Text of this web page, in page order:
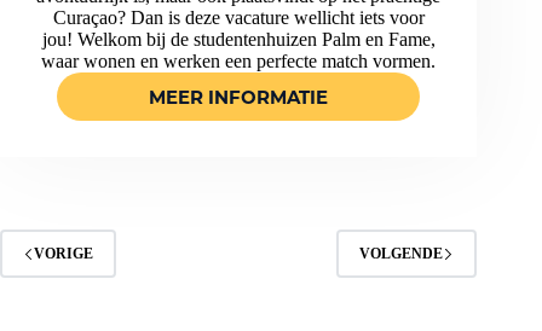
SECTOR!
Curaçao? Dan is deze vacature wellicht iets voor
jou! Welkom bij de studentenhuizen Palm en Fame,
waar wonen en werken een perfecte match vormen.
MEER INFORMATIE
JOUW
STUDENTENHUIS
VORIGE VOLGENDE